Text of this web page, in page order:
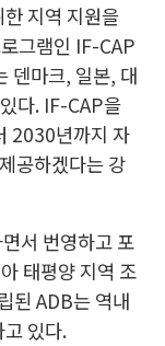
지역 지원을
그램인 IF-CAP
덴마크, 일본, 대
다. IF-CAP을
2030년까지 자
공하겠다는 강
서 번영하고 포
태평양 지역 조
된 ADB는 역내
있다.